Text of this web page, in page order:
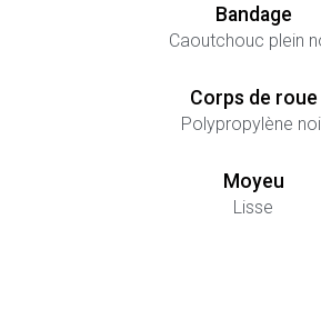
Bandage
Caoutchouc plein
Corps de roue
Polypropylène
Moyeu
Lisse